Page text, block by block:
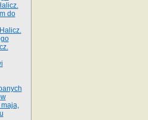
do